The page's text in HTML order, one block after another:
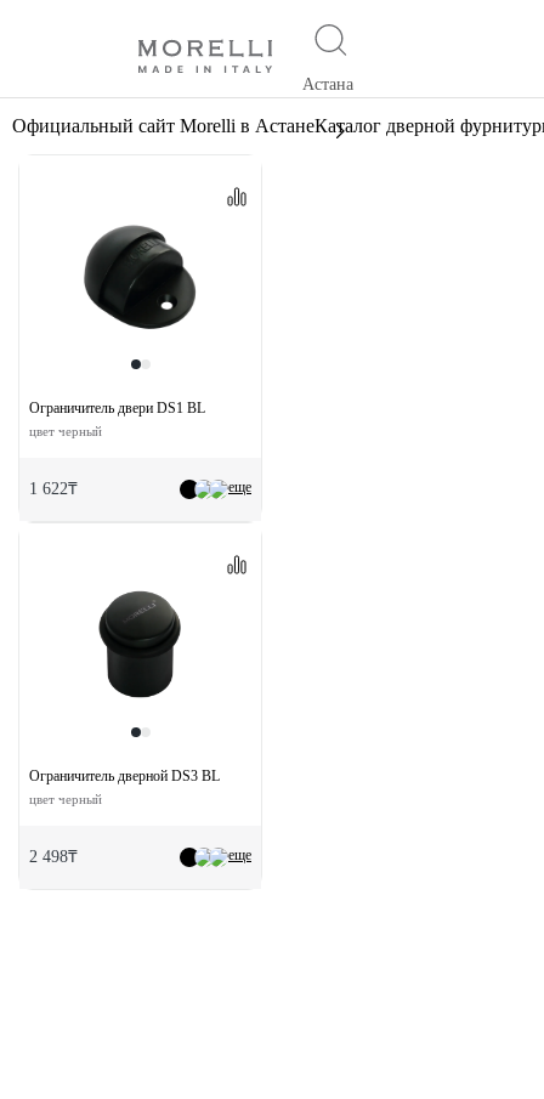
Астана
Официальный сайт Morelli в АстанеКаталог дверной
еще
Ограничитель двери DS1 BL
цвет черный
1 622₸
еще
Ограничитель дверной DS3 BL
цвет черный
2 498₸